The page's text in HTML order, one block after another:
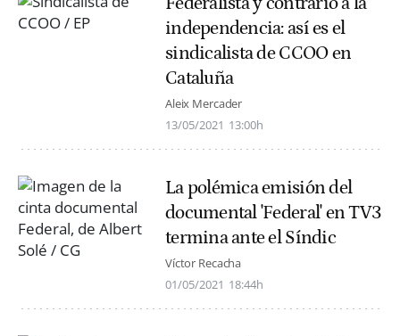
independencia: así es el
sindicalista de CCOO en
Cataluña
Aleix Mercader
13/05/2021 13:00h
La polémica emisión del
documental 'Federal' en TV3
termina ante el Síndic
Víctor Recacha
01/05/2021 18:44h